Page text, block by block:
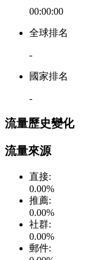
00:00:00
全球排名
-
國家排名
-
流量歷史變化
流量來源
直接:
0.00%
推薦:
0.00%
社群:
0.00%
郵件: